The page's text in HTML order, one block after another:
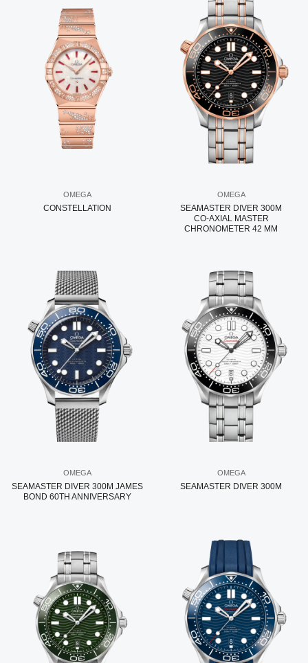
OMEGA
CONSTELLATION
OMEGA
SEAMASTER DIVER 300M
CO‑AXIAL MASTER
CHRONOMETER 42 MM
OMEGA
SEAMASTER DIVER 300M JAMES
BOND 60TH ANNIVERSARY
OMEGA
SEAMASTER DIVER 300M